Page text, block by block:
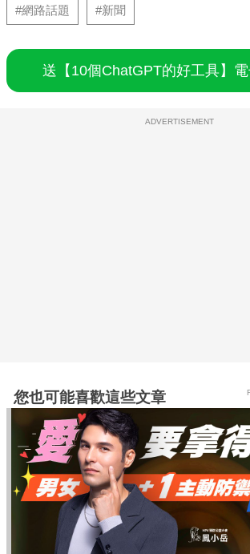
#網路話題 #新聞
送【10個ChatGPT的好工具】
ADVERTISEMENT
您也可能喜歡這些文章